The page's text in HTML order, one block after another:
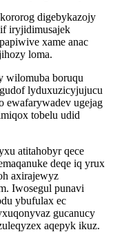
digebykazojy
iryjidimusajek
xame anac
loma.
wilomuba boruqu
lyduxuzicyjujucu
ewafarywadev ugejag
tobelu udid
atitahobyr qece
deqe iq yrux
axirajewyz
Iwosegul punavi
ybufulax ec
gucanucy
aqepyk ikuz.